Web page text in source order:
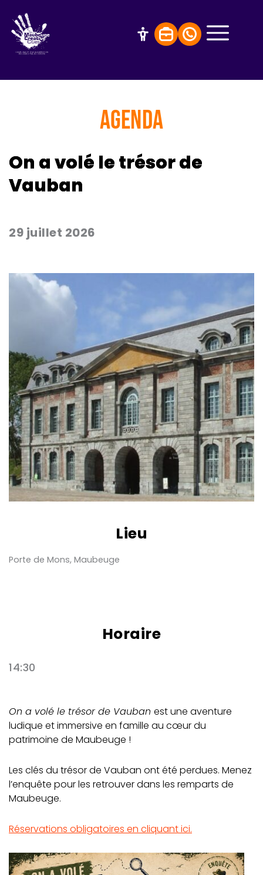
AGENDA
On a volé le trésor de
Vauban
29 juillet 2026
Lieu
Porte de Mons, Maubeuge
Horaire
14:30
On a volé le trésor de Vauban est une aventure
ludique et immersive en famille au cœur du
patrimoine de Maubeuge !
Les clés du trésor de Vauban ont été perdues. Menez
l’enquête pour les retrouver dans les remparts de
Maubeuge.
Réservations obligatoires en cliquant ici.